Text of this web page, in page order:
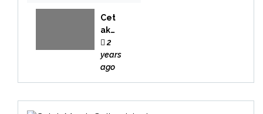
Cet
ak
Buk
u
Bek
2
years
ago